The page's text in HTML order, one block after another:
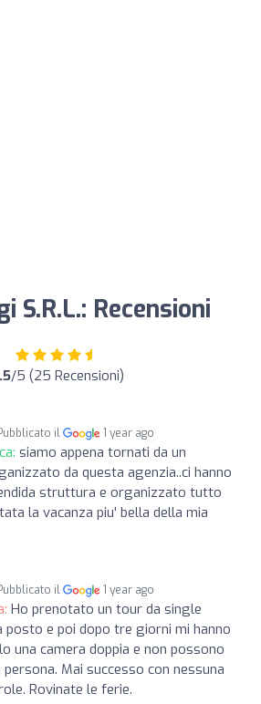
S.R.L.: Recensioni
/5 (25 Recensioni)
il 1 year ago
siamo appena tornati da un
da questa agenzia..ci hanno
struttura e organizzato tutto
la vacanza piu' bella della mia
il 1 year ago
Ho prenotato un tour da single
posto e poi dopo tre giorni mi hanno
una camera doppia e non possono
Mai successo con nessuna
Rovinate le ferie.